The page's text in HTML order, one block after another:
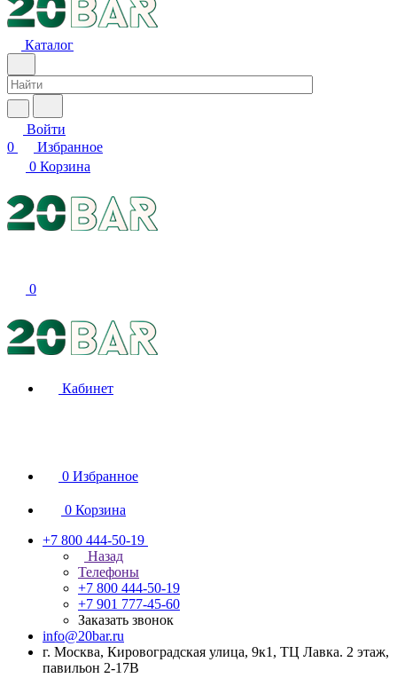
Каталог
Войти
0
Избранное
0 Корзина
0
Кабинет
0 Избранное
0 Корзина
+7 800 444-50-19
Назад
Телефоны
+7 800 444-50-19
+7 901 777-45-60
Заказать звонок
info@20bar.ru
г. Москва, Кировоградская улица, 9к1, ТЦ Лавка. 2 этаж,
павильон 2-17В